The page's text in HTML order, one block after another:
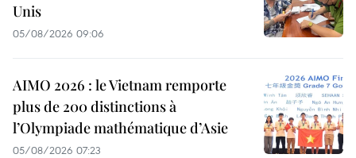
Unis
05/08/2026 09:06
AIMO 2026 : le Vietnam remporte
plus de 200 distinctions à
l’Olympiade mathématique d’Asie
05/08/2026 07:23